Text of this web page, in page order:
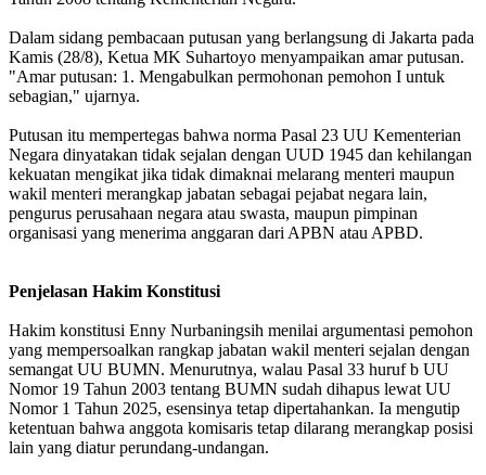
Dalam sidang pembacaan putusan yang berlangsung di Jakarta pada
Kamis (28/8), Ketua MK Suhartoyo menyampaikan amar putusan.
"Amar putusan: 1. Mengabulkan permohonan pemohon I untuk
sebagian," ujarnya.
Putusan itu mempertegas bahwa norma Pasal 23 UU Kementerian
Negara dinyatakan tidak sejalan dengan UUD 1945 dan kehilangan
kekuatan mengikat jika tidak dimaknai melarang menteri maupun
wakil menteri merangkap jabatan sebagai pejabat negara lain,
pengurus perusahaan negara atau swasta, maupun pimpinan
organisasi yang menerima anggaran dari APBN atau APBD.
Penjelasan Hakim Konstitusi
Hakim konstitusi Enny Nurbaningsih menilai argumentasi pemohon
yang mempersoalkan rangkap jabatan wakil menteri sejalan dengan
semangat UU BUMN. Menurutnya, walau Pasal 33 huruf b UU
Nomor 19 Tahun 2003 tentang BUMN sudah dihapus lewat UU
Nomor 1 Tahun 2025, esensinya tetap dipertahankan. Ia mengutip
ketentuan bahwa anggota komisaris tetap dilarang merangkap posisi
lain yang diatur perundang-undangan.